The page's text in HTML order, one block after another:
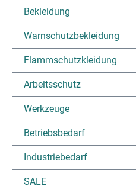
Bekleidung
Warnschutzbekleidung
Flammschutzkleidung
Arbeitsschutz
Werkzeuge
Betriebsbedarf
Industriebedarf
SALE